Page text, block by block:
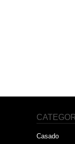
Casado